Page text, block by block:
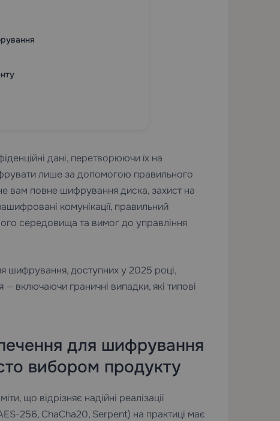
дані, перетворюючи їх на
лише за допомогою правильного
вам повне шифрування диска, захист на
комунікації, правильний
середовища та вимог до управління
шифрування, доступних у 2025 році,
включаючи граничні випадки, які типові
для шифрування
вибором продукту
що відрізняє надійні реалізації
256, ChaCha20, Serpent) на практиці має